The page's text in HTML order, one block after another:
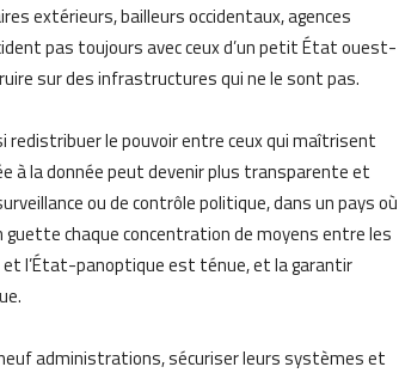
extérieurs, bailleurs occidentaux, agences
pas toujours avec ceux d’un petit État ouest-
sur des infrastructures qui ne le sont pas.
redistribuer le pouvoir entre ceux qui maîtrisent
à la donnée peut devenir plus transparente et
ou de contrôle politique, dans un pays où
guette chaque concentration de moyens entre les
l’État-panoptique est ténue, et la garantir
administrations, sécuriser leurs systèmes et